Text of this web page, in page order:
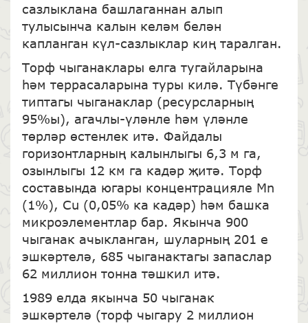
сазлыклана башлаганнан алып
тулысынча калын келәм белән
капланган күл-сазлыклар киң таралган.
Торф чыганаклары елга тугайларына
һәм террасаларына туры килә. Түбәнге
типтагы чыганаклар (ресурсларның
95%ы), агачлы-үләнле һәм үләнле
төрләр өстенлек итә. Файдалы
горизонтларның калынлыгы 6,3 м га,
озынлыгы 12 км га кадәр җитә. Торф
составында югары концентрацияле Mn
(1%), Cu (0,05% ка кадәр) һәм башка
микроэлементлар бар. Якынча 900
чыганак ачыкланган, шуларның 201 е
эшкәртелә, 685 чыганактагы запаслар
62 миллион тонна тәшкил итә.
1989 елда якынча 50 чыганак
эшкәртелә (торф чыгару 2 миллион